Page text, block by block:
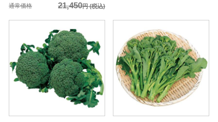
通常価格 21,450円(税込)